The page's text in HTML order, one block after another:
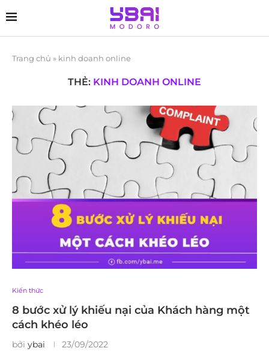
Trang chủ » kinh doanh online
THẺ: KINH DOANH ONLINE
Kiến thức
8 bước xử lý khiếu nại của Khách hàng một
cách khéo léo
bởi ybai 23/09/2022